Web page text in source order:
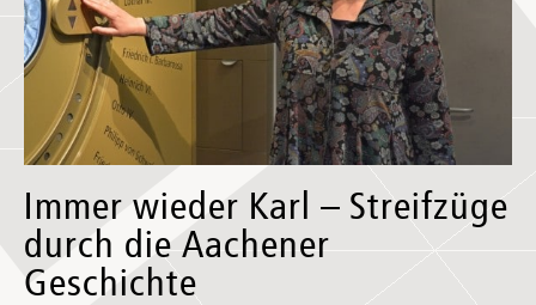
Immer wieder Karl – Streifzüge
durch die Aachener
Geschichte